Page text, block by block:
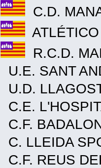
C.D.
R.C.D.
U.E. SANT
U.D.
C.E.
C.F.
C. LLEIDA
C.F. REUS